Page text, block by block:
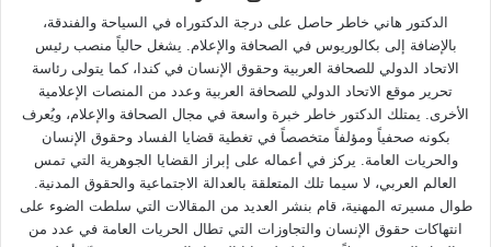
الدكتور هاني خاطر حاصل على درجة الدكتوراه في السياحة والفندقة،
بالإضافة إلى بكالوريوس في الصحافة والإعلام. يشغل حالياً منصب رئيس
الاتحاد الدولي للصحافة العربية وحقوق الإنسان في كندا، كما يتولى رئاسة
تحرير موقع الاتحاد الدولي للصحافة العربية وعدد من المنصات الإعلامية
الأخرى. يمتلك الدكتور خاطر خبرة واسعة في مجال الصحافة والإعلام، ويُعرف
بكونه صحفياً ومؤلفاً متخصصاً في تغطية قضايا الفساد وحقوق الإنسان
والحريات العامة. يركز في أعماله على إبراز القضايا الجوهرية التي تمس
العالم العربي، لا سيما تلك المتعلقة بالعدالة الاجتماعية والحقوق المدنية.
طوال مسيرته المهنية، قام بنشر العديد من المقالات التي سلطت الضوء على
انتهاكات حقوق الإنسان والتجاوزات التي تطال الحريات العامة في عدد من